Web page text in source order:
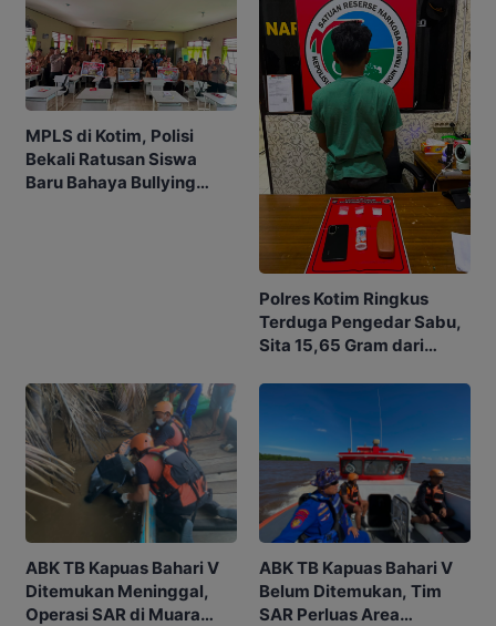
MPLS di Kotim, Polisi
Bekali Ratusan Siswa
Baru Bahaya Bullying
Polres Kotim Ringkus
Terduga Pengedar Sabu,
Sita 15,65 Gram dari
ABK TB Kapuas Bahari V
Ditemukan Meninggal,
Operasi SAR di Muara
ABK TB Kapuas Bahari V
Belum Ditemukan, Tim
SAR Perluas Area